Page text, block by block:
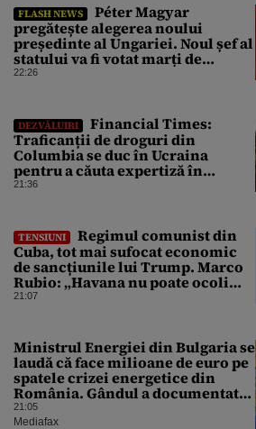
FLASH NEWS
Péter Magyar
pregătește alegerea noului
președinte al Ungariei. Noul șef al
statului va fi votat marți de
Parlament
22:26
DEZVĂLUIRI
Financial Times:
Traficanții de droguri din
Columbia se duc în Ucraina
pentru a căuta expertiză în
domeniul dronelor
21:36
TENSIUNI
Regimul comunist din
Cuba, tot mai sufocat economic
de sancțiunile lui Trump. Marco
Rubio: „Havana nu poate ocoli
sancțiunile prin mimat reforme”
21:07
Ministrul Energiei din Bulgaria se
laudă că face milioane de euro pe
spatele crizei energetice din
România. Gândul a documentat
cazul
21:05
Mediafax